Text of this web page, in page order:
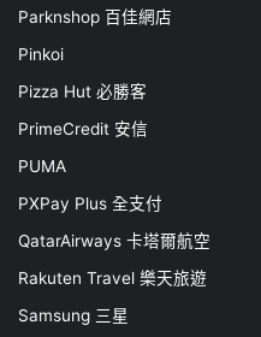
Parknshop 百佳網店
Pinkoi
Pizza Hut 必勝客
PrimeCredit 安信
PUMA
PXPay Plus 全支付
QatarAirways 卡塔爾航空
Rakuten Travel 樂天旅遊
Samsung 三星